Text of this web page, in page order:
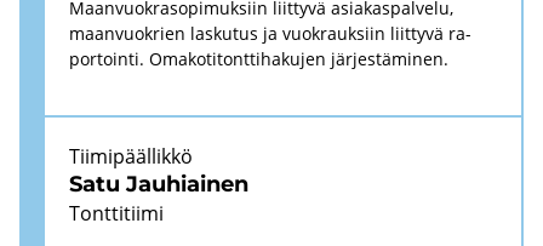
Maan­vuo­kra­so­pi­muk­siin liit­ty­vä asia­kas­pal­ve­lu,
maan­vuo­krien las­ku­tus ja vuo­krauk­siin liit­ty­vä ra­
por­toin­ti. Oma­ko­ti­tont­ti­ha­ku­jen jär­jes­tä­mi­nen.
Satu Jau­hiai­nen
Tii­mi­pääl­lik­kö
Tont­ti­tii­mi